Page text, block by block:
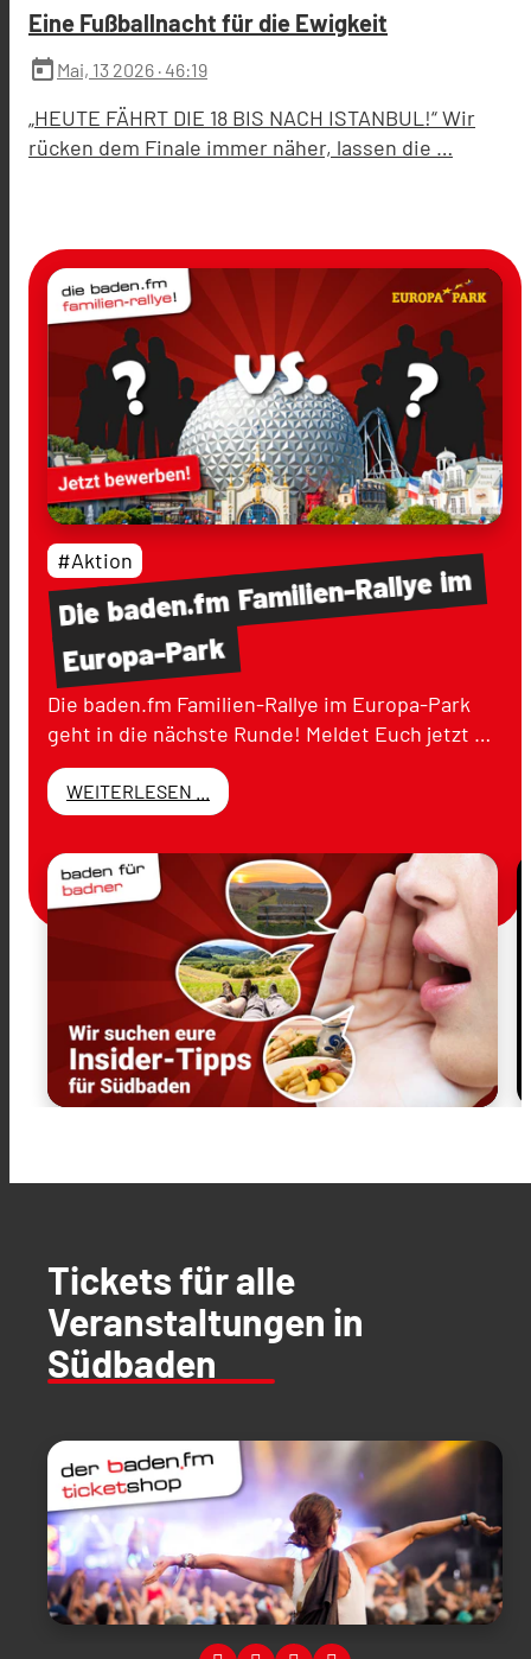
Eine Fußballnacht für die Ewigkeit
today Mai, 13 2026 · 46:19
„HEUTE FÄHRT DIE 18 BIS NACH ISTANBUL!“ Wir
rücken dem Finale immer näher, lassen die …
Diebaden.fmFamilien-Rallyeim
Europa-Park
#Aktion
Die baden.fm Familien-Rallye im Europa-Park
geht in die nächste Runde! Meldet Euch jetzt …
WEITERLESEN ...
Tickets für alle
Veranstaltungen in
Südbaden